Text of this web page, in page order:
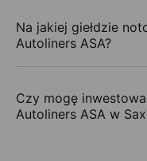
Na jakiej giełdzie
Autoliners ASA?
Czy mogę
Autoliners ASA w